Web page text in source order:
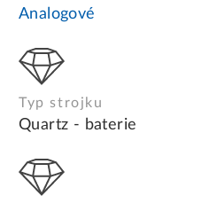
Analogové
Typ strojku
Quartz - baterie